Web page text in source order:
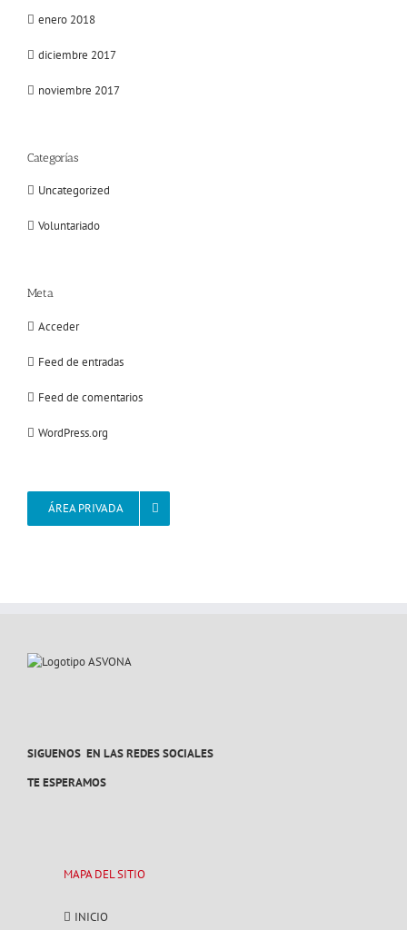
enero 2018
diciembre 2017
noviembre 2017
Categorías
Uncategorized
Voluntariado
Meta
Acceder
Feed de entradas
Feed de comentarios
WordPress.org
ÁREA PRIVADA
SIGUENOS EN LAS REDES SOCIALES
TE ESPERAMOS
MAPA DEL SITIO
INICIO